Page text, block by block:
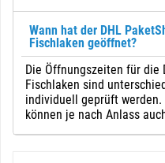
Wann hat der DHL
Fischlaken geöffnet?
Die Öffnungszeiten für die
Fischlaken sind
individuell geprüft
können je nach Anlass